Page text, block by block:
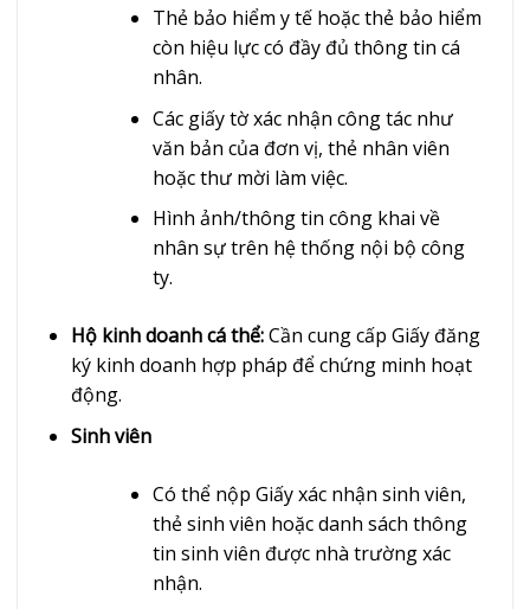
Thẻ bảo hiểm y tế hoặc thẻ bảo hiểm
còn hiệu lực có đầy đủ thông tin cá
nhân.
Các giấy tờ xác nhận công tác như
văn bản của đơn vị, thẻ nhân viên
hoặc thư mời làm việc.
Hình ảnh/thông tin công khai về
nhân sự trên hệ thống nội bộ công
ty.
Hộ kinh doanh cá thể:Cần cung cấp Giấy đăng
ký kinh doanh hợp pháp để chứng minh hoạt
động.
Sinh viên
Có thể nộp Giấy xác nhận sinh viên,
thẻ sinh viên hoặc danh sách thông
tin sinh viên được nhà trường xác
nhận.